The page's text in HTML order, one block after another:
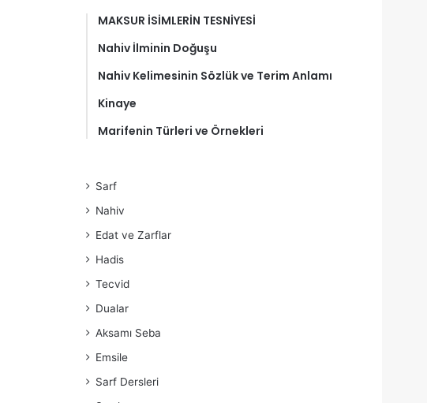
MAKSUR İSİMLERİN TESNİYESİ
Nahiv İlminin Doğuşu
Nahiv Kelimesinin Sözlük ve Terim Anlamı
Kinaye
Marifenin Türleri ve Örnekleri
Sarf
Nahiv
Edat ve Zarflar
Hadis
Tecvid
Dualar
Aksamı Seba
Emsile
Sarf Dersleri